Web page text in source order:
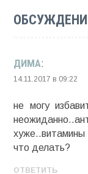
ДИМА:
14.11.2017 в 09:22
не могу
что делать?
ОТВЕТИТЬ